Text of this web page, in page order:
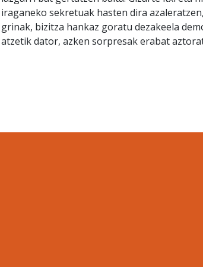
iraganeko sekretuak hasten dira
grinak, bizitza hankaz goratu dezakeela
atzetik dator, azken sorpresak erabat